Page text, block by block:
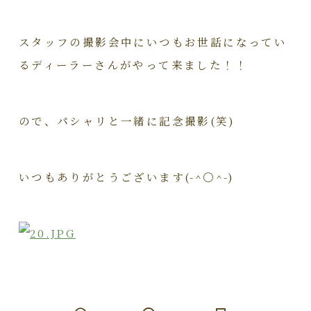
スタッフの撮影会中にいつもお世話になってい
るディーラーさんがやって来ました！！
ので、パシャリと一緒に記念撮影(笑)
いつもありがとうございます(-^〇^-)